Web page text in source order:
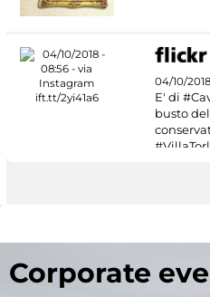
04/10/2018
E' di
busto
Corporate